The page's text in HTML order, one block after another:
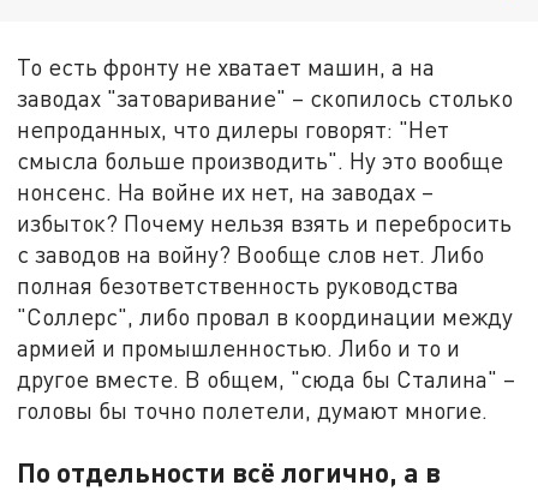
То есть фронту не хватает машин, а на
заводах "затоваривание" – скопилось столько
непроданных, что дилеры говорят: "Нет
смысла больше производить". Ну это вообще
нонсенс. На войне их нет, на заводах –
избыток? Почему нельзя взять и перебросить
с заводов на войну? Вообще слов нет. Либо
полная безответственность руководства
"Соллерс", либо провал в координации между
армией и промышленностью. Либо и то и
другое вместе. В общем, "сюда бы Сталина" –
головы бы точно полетели, думают многие.
По отдельности всё логично, а в